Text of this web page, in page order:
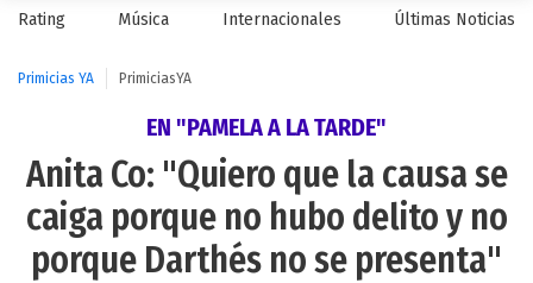
Rating Música Internacionales Últimas Noticias
Primicias YA PrimiciasYA
EN "PAMELA A LA TARDE"
Anita Co: "Quiero que la causa se
caiga porque no hubo delito y no
porque Darthés no se presenta"